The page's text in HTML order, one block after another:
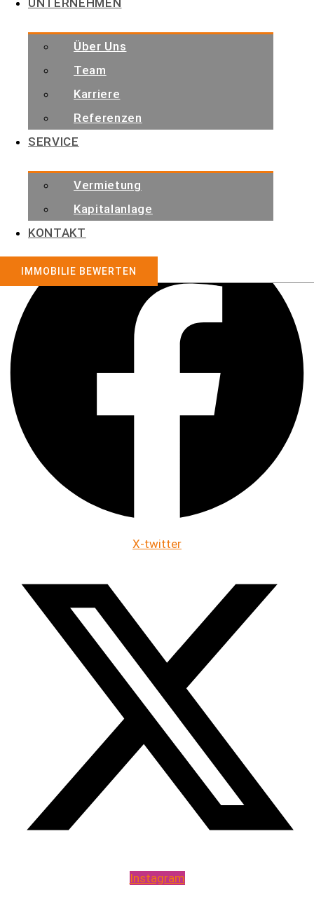
UNTERNEHMEN
Über Uns
Team
Karriere
Referenzen
SERVICE
Vermietung
Kapitalanlage
KONTAKT
IMMOBILIE BEWERTEN
Impressum
Datenschutzerklärung
Immobilie Bewerten
IMMOBILIEN BEWERTEN
Social Media
Facebook
X-twitter
Instagram